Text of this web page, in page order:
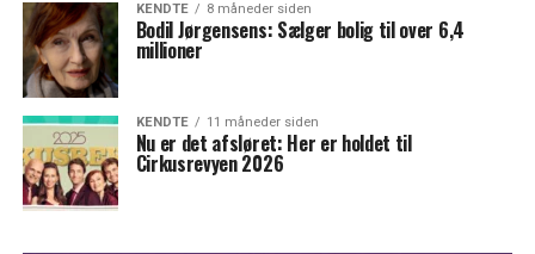
KENDTE 8 måneder siden
Bodil Jørgensens: Sælger bolig til over 6,4
millioner
KENDTE 11 måneder siden
Nu er det afsløret: Her er holdet til
Cirkusrevyen 2026